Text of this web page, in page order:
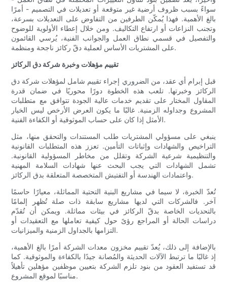
سواءً بسبب ظروف أرضية غير متوقعة أو تعديلات في التصميم - أمرًا
بالغ الأهمية. فهذا يُمكّن الطرفين من التفاوض على التعديلات بسرعة،
وتجنب النزاعات أو ارتفاع التكاليف. ومن خلال إعطاء الأولوية للوضوح
والتفصيل في قسمي نطاق العمل والجوانب الفنية، يُرسي القائمون
على المشتريات الأساس لعملية دقّ ركائز ناجحة ومنظمة.
تقييم مؤهلات وخبرة شركة دق الركائز
قبل إبرام أي عقد، من الضروري إجراء تقييم شامل لمؤهلات شركة دق
الركائز وخبرتها. تلعب هذه الخطوة دورًا محوريًا في ضمان قدرة
المقاول المختار على تقديم خدمات عالية الجودة تتوافق مع متطلبات
المشروع وجداوله الزمنية. غالبًا ما يكون العرض الأرخص ليس الخيار
الأمثل إذا كان على حساب الموثوقية أو الكفاءة الفنية.
ينبغي على مسؤولي المشتريات طلب المستندات والتحقق منها، مثل
التراخيص والشهادات وإثباتات التأمين. تعزز هذه المتطلبات القانونية
والتنظيمية شرعية الشركة وتقلل من مخاطر المسؤولية القانونية.
تشمل الشهادات التي يجب البحث عنها شهادات السلامة المهنية
واعتمادات الهندسة أو التفتيش المتخصصة المتعلقة بدق الركائز.
تُعدّ الخبرة، لا سيما في مشاريع البنية التحتية المماثلة، معيارًا حاسمًا
آخر. فالشركات التي لديها مشاريع سابقة ذات صلة تُظهر إلمامًا
بالتحديات الخاصة بدقّ الركائز في بيئات مماثلة. ويمكن أن تُقدّم
دراسات الحالة أو المراجع رؤىً حول كيفية تعاملها مع التعقيدات أو
التزامها بالجداول الزمنية والميزانيات.
بالإضافة إلى ذلك، يُعدّ تقييم مخزون معدات الشركة أمرًا بالغ الأهمية،
إذ غالبًا ما ترتبط الآلات الحديثة والمُصانة جيدًا بالكفاءة والموثوقية. كما
قد تستفيد العقود من بنود تلزم الشركة بتعيين موظفين مؤهلين تأهيلاً
مناسبًا لموقع المشروع.